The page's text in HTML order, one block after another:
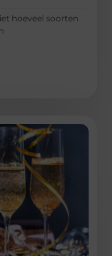
hoeveel soorten